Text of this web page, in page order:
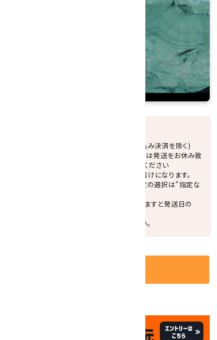
正午までのご注文で当日発送致します。(振込み決済を除く)
休業日(水曜日、第1．3木曜日)と臨時休業日は発送をお休み致
します。 営業日カレンダー(左下段)をご確認ください
配達ご希望日がない場合は、最短日でのお届けになります。
※最短でのお届けをご希望の場合、時間指定の選択は"指定な
お届けの地域によっては、時間帯を指定されますと発送日の
ご不明な点はお気軽にお問い合わせください。
カートに入れる
祝☆サイトオープン17周年